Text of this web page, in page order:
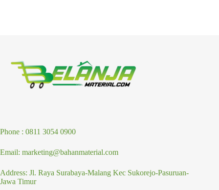
Phone : 0811 3054 0900
Email: marketing@bahanmaterial.com
Address: Jl. Raya Surabaya-Malang Kec Sukorejo-Pasuruan-
Jawa Timur